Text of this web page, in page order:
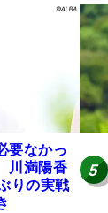
要なかっ
川満陽香
りの実戦
5